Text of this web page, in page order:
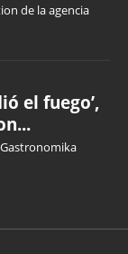
de la agencia
el fuego’,
Gastronomika